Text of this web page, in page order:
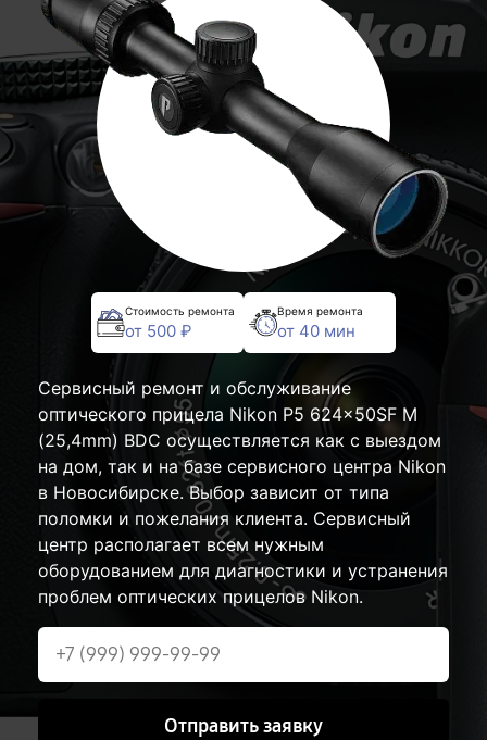
Стоимость ремонта
от 500 ₽
Время ремонта
от 40 мин
Сервисный ремонт и обслуживание
оптического прицела Nikon P5 624x50SF M
(25,4mm) BDC осуществляется как с выездом
на дом, так и на базе сервисного центра Nikon
в Новосибирске. Выбор зависит от типа
поломки и пожелания клиента. Сервисный
центр располагает всем нужным
оборудованием для диагностики и устранения
проблем оптических прицелов Nikon.
Отправить заявку